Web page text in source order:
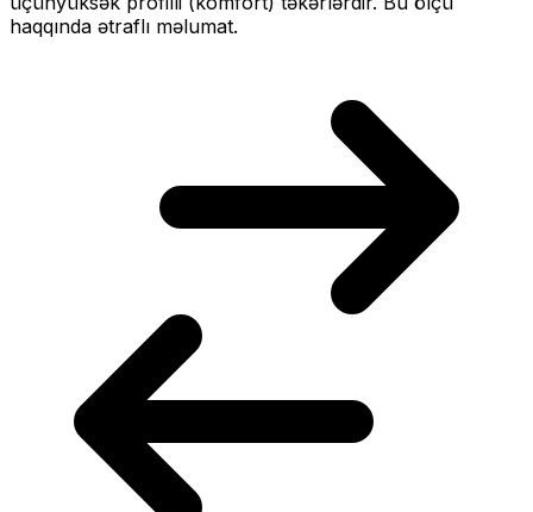
haqqında ətraflı məlumat.